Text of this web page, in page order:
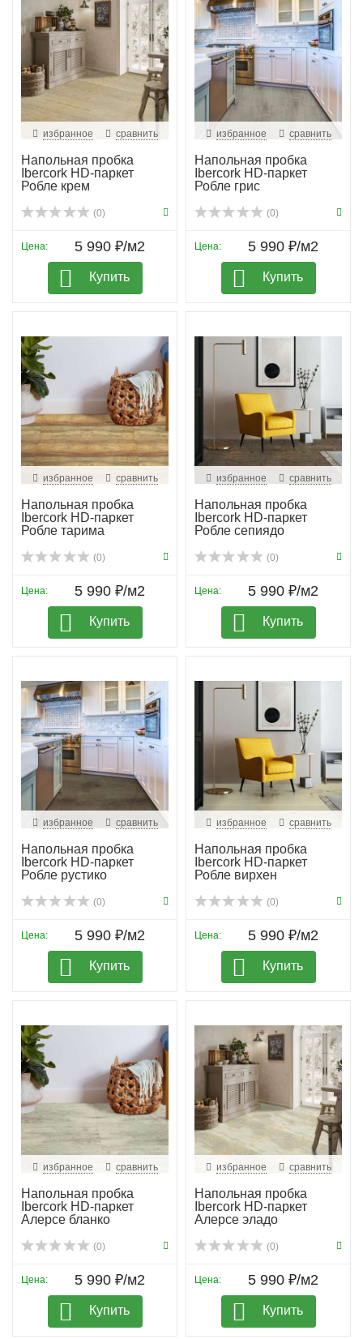
избранное сравнить
Напольная пробка
Ibercork HD-паркет
Робле крем
(0)
Цена: 5 990 ₽/м2
Купить
избранное сравнить
Напольная пробка
Ibercork HD-паркет
Робле грис
(0)
Цена: 5 990 ₽/м2
Купить
избранное сравнить
Напольная пробка
Ibercork HD-паркет
Робле тарима
(0)
Цена: 5 990 ₽/м2
Купить
избранное сравнить
Напольная пробка
Ibercork HD-паркет
Робле сепиядо
(0)
Цена: 5 990 ₽/м2
Купить
избранное сравнить
Напольная пробка
Ibercork HD-паркет
Робле рустико
(0)
Цена: 5 990 ₽/м2
Купить
избранное сравнить
Напольная пробка
Ibercork HD-паркет
Робле вирхен
(0)
Цена: 5 990 ₽/м2
Купить
избранное сравнить
Напольная пробка
Ibercork HD-паркет
Алерсе бланко
(0)
Цена: 5 990 ₽/м2
Купить
избранное сравнить
Напольная пробка
Ibercork HD-паркет
Алерсе эладо
(0)
Цена: 5 990 ₽/м2
Купить